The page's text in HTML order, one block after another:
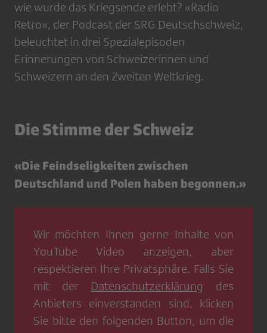
wie wurde das Kriegsende erlebt? «Radio
Retro», der Podcast der SRG Deutschschweiz,
beleuchtet in drei Spezialepisoden
Erinnerungen von Schweizerinnen und
Schweizern an den Zweiten Weltkrieg.
Die Stimme der Schweiz
«Die Feindseligkeiten zwischen
Deutschland und Polen haben begonnen.»
Wir möchten Ihnen gerne Inhalte von
YouTube Video anzeigen, aber
respektieren Ihre Privatsphäre. Falls Sie
mit der Datenschutzerklärung
des
Anbieters einverstanden sind, klicken
Sie bitte den folgenden Button, um die